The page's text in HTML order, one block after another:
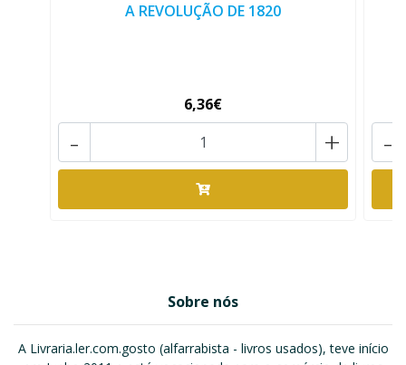
A REVOLUÇÃO DE 1820
6,36€
+
- -
Sobre nós
A Livraria.ler.com.gosto (alfarrabista - livros usados), teve início